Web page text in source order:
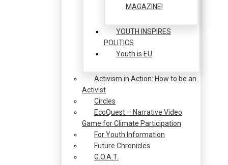
MAGAZINE!
YOUTH INSPIRES
POLITICS
Youth is EU
Activism in Action: How to be an
Activist
Circles
EcoQuest – Narrative Video
Game for Climate Participation
For Youth Information
Future Chronicles
G.O.A.T.